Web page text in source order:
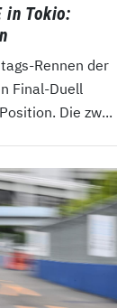
in Tokio:
Rennen der
Final-Duell
Die zw...